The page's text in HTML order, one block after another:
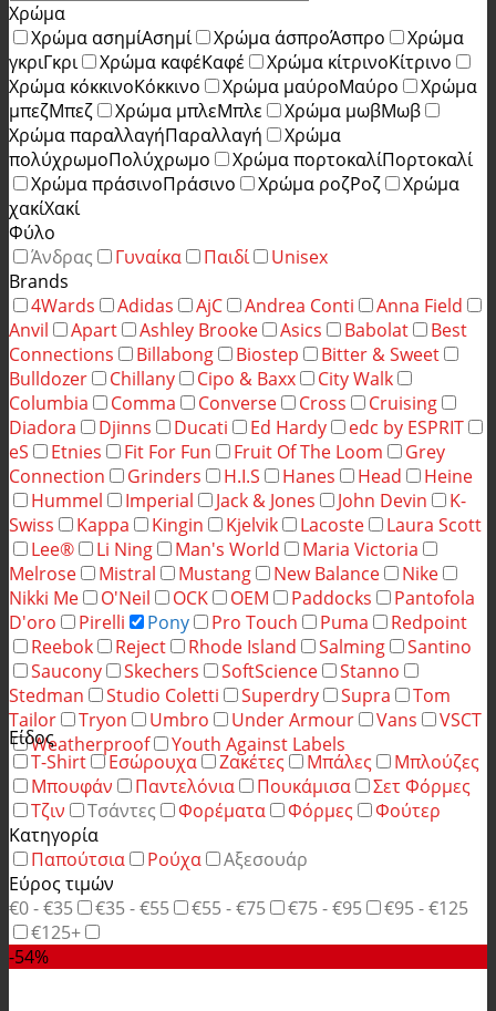
Χρώμα
Χρώμα ασημίΑσημί Χρώμα άσπροΆσπρο
Χρώμα
γκριΓκρι Χρώμα καφέΚαφέ Χρώμα κίτρινοΚίτρινο
Χρώμα κόκκινοΚόκκινο Χρώμα μαύροΜαύρο
Χρώμα
μπεζΜπεζ Χρώμα μπλεΜπλε Χρώμα μωβΜωβ
Χρώμα παραλλαγήΠαραλλαγή
Χρώμα
πολύχρωμοΠολύχρωμο Χρώμα πορτοκαλίΠορτοκαλί
Χρώμα πράσινοΠράσινο Χρώμα ροζΡοζ
Χρώμα
χακίΧακί
Φύλο
Άνδρας
Γυναίκα Παιδί
Unisex
Brands
4Wards
Adidas AjC Andrea Conti
Anna Field
Anvil
Apart Ashley Brooke Asics Babolat
Best
Connections
Billabong Biostep
Bitter & Sweet
Bulldozer
Chillany Cipo & Baxx
City Walk
Columbia
Comma Converse Cross
Cruising
Diadora
Djinns Ducati Ed Hardy
edc by ESPRIT
eS
Etnies Fit For Fun Fruit Of The Loom
Grey
Connection
Grinders H.I.S Hanes Head
Heine
Hummel
Imperial Jack & Jones John Devin
K-
Swiss
Kappa Kingin Kjelvik Lacoste
Laura Scott
Lee®
Li Ning Man's World
Maria Victoria
Melrose
Mistral Mustang New Balance
Nike
Nikki Me
O'Neil OCK OEM Paddocks
Pantofola
D'oro
Pirelli Pony Pro Touch Puma
Redpoint
Reebok
Reject Rhode Island Salming
Santino
Saucony
Skechers SoftScience
Stanno
Stedman
Studio Coletti Superdry Supra
Tom
Tailor
Tryon Umbro Under Armour Vans
VSCT
Weatherproof
Youth Against Labels
Είδος
T-Shirt
Εσώρουχα Ζακέτες Μπάλες
Μπλούζες
Μπουφάν
Παντελόνια Πουκάμισα
Σετ Φόρμες
Τζιν
Τσάντες Φορέματα Φόρμες
Φούτερ
Κατηγορία
Παπούτσια
Ρούχα
Αξεσουάρ
Εύρος τιμών
€0 - €35
€35 - €55 €55 - €75 €75 - €95
€95 - €125
€125+
-54%